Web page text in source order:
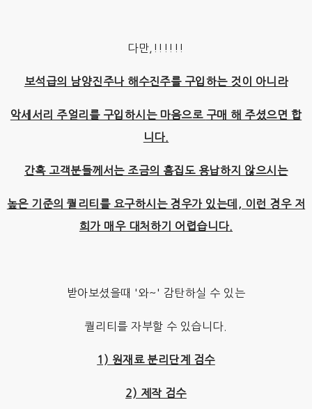
다만,!!!!!!
보석급의 남양진주나 해수진주를 구입하는 것이 아니라
악세서리 주얼리를 구입하시는 마음으로 구매 해 주셨으면 합
니다.
간혹 고객분들께서는 조금의 흠집도 용납하지 않으시는
높은 기준의 퀄리티를 요구하시는 경우가 있는데, 이런 경우 저
희가 매우 대처하기 어렵습니다.
받아보셨을때 '와~' 감탄하실 수 있는
퀄리티를 자부할 수 있습니다.
1) 원재료 분리단계 검수
2) 제작 검수